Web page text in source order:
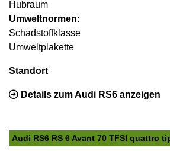
Hubraum
Umweltnormen:
Schadstoffklasse
Umweltplakette
Standort
Details zum Audi RS6 anzeigen
Audi RS6 RS 6 Avant 70 TFSI quattro